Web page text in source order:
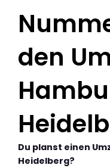
den
Du planst einen
Heidelberg?